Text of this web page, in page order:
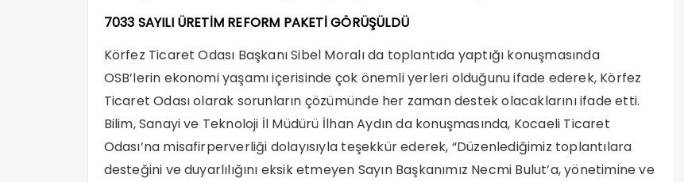
7033 SAYILI ÜRETİM REFORM PAKETİ GÖRÜŞÜLDÜ
Körfez Ticaret Odası Başkanı Sibel Moralı da toplantıda yaptığı konuşmasında
OSB’lerin ekonomi yaşamı içerisinde çok önemli yerleri olduğunu ifade ederek, Körfez
Ticaret Odası olarak sorunların çözümünde her zaman destek olacaklarını ifade etti.
Bilim, Sanayi ve Teknoloji İl Müdürü İlhan Aydın da konuşmasında, Kocaeli Ticaret
Odası’na misafirperverliği dolayısıyla teşekkür ederek, “Düzenlediğimiz toplantılara
desteğini ve duyarlılığını eksik etmeyen Sayın Başkanımız Necmi Bulut’a, yönetimine ve